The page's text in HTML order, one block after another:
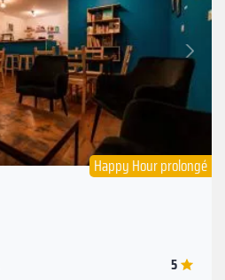
Suivant
Happy Hour prolongé
5